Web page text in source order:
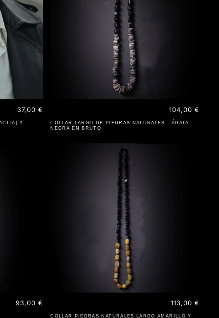
Y
Precio
37,00 €
COLLAR LARGO DE PIEDRAS NATURALES - ÁGATA
NEGRA EN BRUTO
Precio
104,00 €
Precio
93,00 €
COLLAR PIEDRAS NATURALES LARGO AMARILLO Y
Precio
113,00 €